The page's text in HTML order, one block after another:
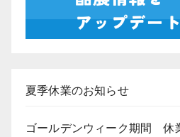
夏季休業のお知らせ
ゴールデンウィーク期間 休